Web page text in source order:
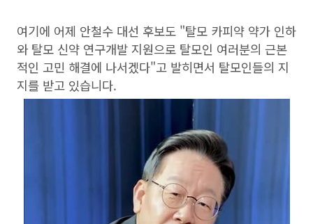
여기에 어제 안철수 대선 후보도 "탈모 카피약 약가 인하
와 탈모 신약 연구개발 지원으로 탈모인 여러분의 근본
적인 고민 해결에 나서겠다"고 발히면서 탈모인들의 지
지를 받고 있습니다.